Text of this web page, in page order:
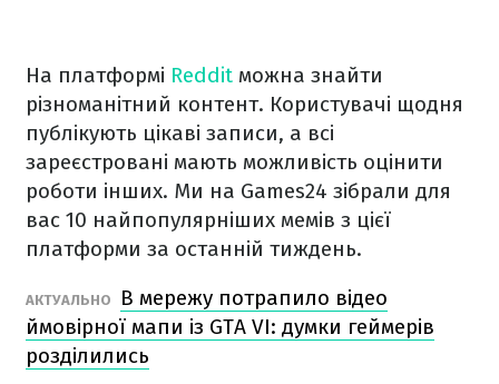
На платформі Reddit можна знайти
різноманітний контент. Користувачі щодня
публікують цікаві записи, а всі
зареєстровані мають можливість оцінити
роботи інших. Ми на Games24 зібрали для
вас 10 найпопулярніших мемів з цієї
платформи за останній тиждень.
АКТУАЛЬНО
В мережу потрапило відео
ймовірної мапи із GTA VI: думки геймерів
розділились